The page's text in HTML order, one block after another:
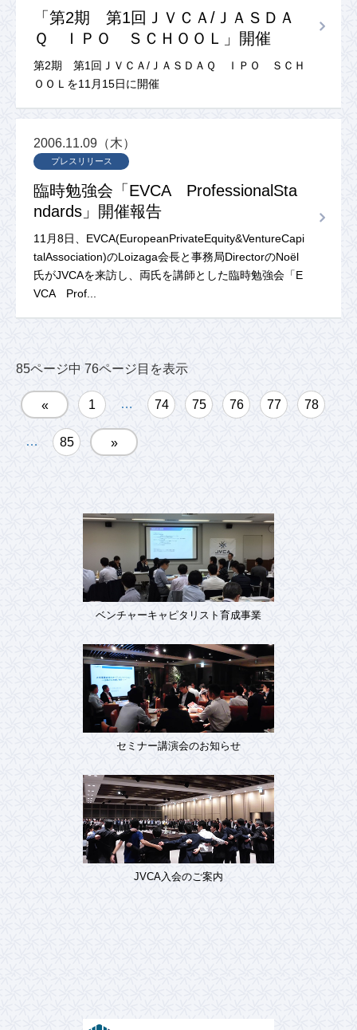
「第2期 第1回ＪＶＣＡ/ＪＡＳＤＡ
Ｑ ＩＰＯ ＳＣＨＯＯＬ」開催
第2期 第1回ＪＶＣＡ/ＪＡＳＤＡＱ ＩＰＯ ＳＣＨ
ＯＯＬを11月15日に開催
臨時勉強会「EVCA ProfessionalSta
ndards」開催報告
11月8日、EVCA(EuropeanPrivateEquity&VentureCapi
talAssociation)のLoizaga会長と事務局DirectorのNoël
氏がJVCAを来訪し、両氏を講師とした臨時勉強会「E
VCA Prof...
プレスリリース
2006.11.09（木）
85ページ中 76ページ目を表示
« 1 … 74 75 76 77 78
… 85 »
ベンチャーキャピタリスト育成事業
セミナー講演会のお知らせ
JVCA入会のご案内